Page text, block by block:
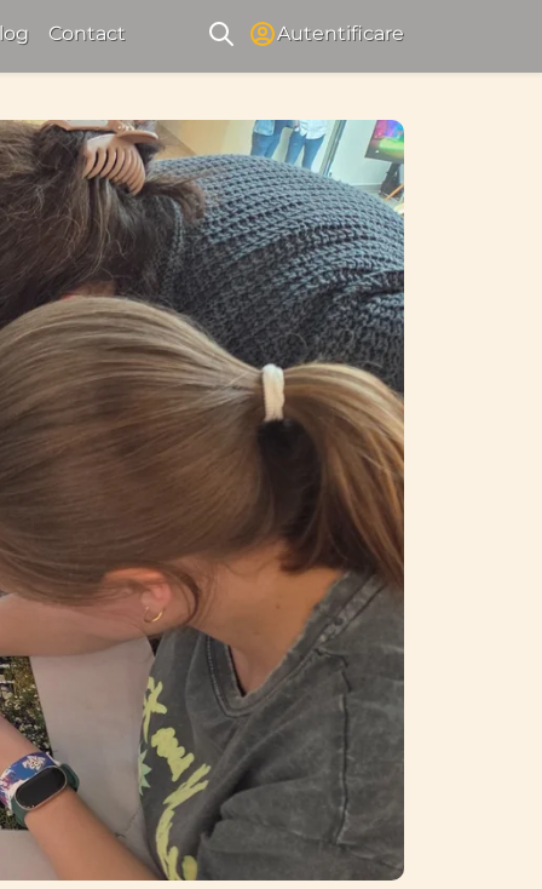
Contact Autentificare